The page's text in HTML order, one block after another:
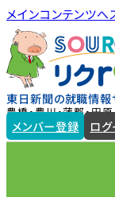
メインコンテンツへ
東日新聞の就職情報
豊橋・豊川・蒲郡・田
メンバー登録 ログ